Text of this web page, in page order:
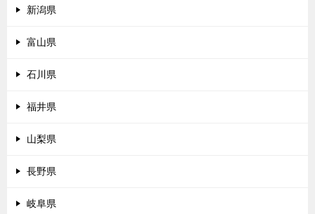
新潟県
富山県
石川県
福井県
山梨県
長野県
岐阜県